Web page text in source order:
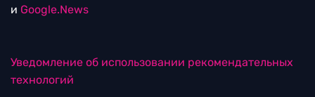
и Google.News
Уведомление об использовании рекомендательных
технологий